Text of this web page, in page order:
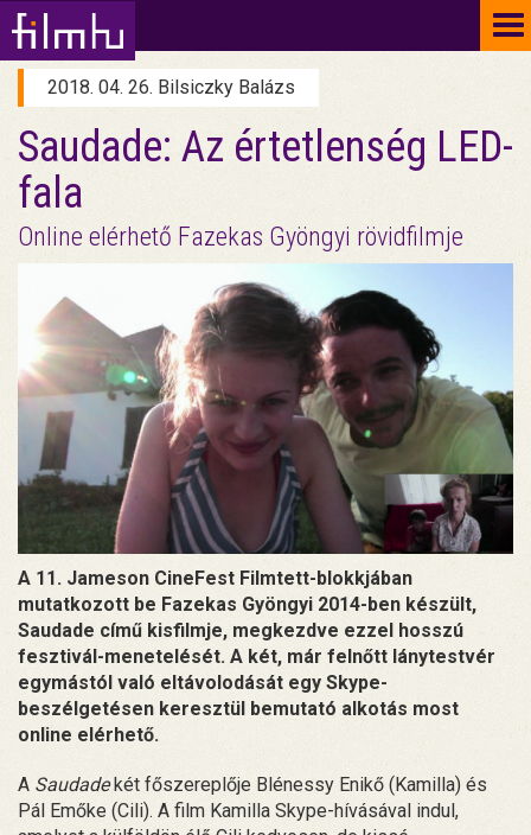
2018. 04. 26. Bilsiczky Balázs
Saudade: Az értetlenség LED-
fala
Online elérhető Fazekas Gyöngyi rövidfilmje
A 11. Jameson CineFest Filmtett-blokkjában
mutatkozott be Fazekas Gyöngyi 2014-ben készült,
Saudade című kisfilmje, megkezdve ezzel hosszú
fesztivál-menetelését. A két, már felnőtt lánytestvér
egymástól való eltávolodását egy Skype-
beszélgetésen keresztül bemutató alkotás most
online elérhető.
A Saudadekét főszereplője Blénessy Enikő (Kamilla) és
Pál Emőke (Cili). A film Kamilla Skype-hívásával indul,